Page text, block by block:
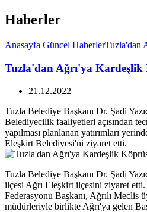
Haberler
Anasayfa Güncel HaberlerTuzla'dan
Tuzla'dan Ağrı'ya Kardeşlik
21.12.2022
Tuzla Belediye Başkanı Dr. Şadi
Belediyecilik faaliyetleri açısından
yapılması planlanan yatırımları
Eleşkirt Belediyesi'ni ziyaret etti.
Tuzla Belediye Başkanı Dr. Şadi
ilçesi Ağrı Eleşkirt ilçesini ziyaret
Federasyonu Başkanı, Ağrılı Meclis
müdürleriyle birlikte Ağrı'ya gelen